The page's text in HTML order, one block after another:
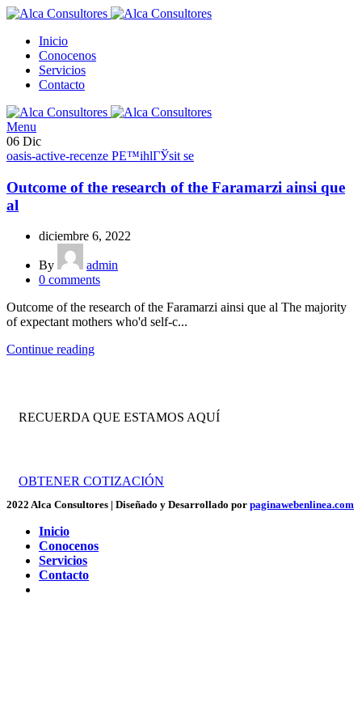
Inicio
Conocenos
Servicios
Contacto
Menu
06 Dic
oasis-active-recenze PЕ™ihlГЎsit se
Outcome of the research of the Faramarzi ainsi que
al
diciembre 6, 2022
By
admin
0 comments
Outcome of the research of the Faramarzi ainsi que al The majority
of expectant mothers who'd self-c...
Continue reading
RECUERDA QUE ESTAMOS AQUÍ
OBTENER COTIZACIÓN
2022 Alca Consultores | Diseñado y Desarrollado por paginawebenlinea.com
Inicio
Conocenos
Servicios
Contacto